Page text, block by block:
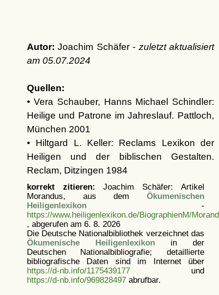
Autor: Joachim Schäfer - zuletzt aktualisiert
am 05.07.2024
Quellen:
• Vera Schauber, Hanns Michael Schindler:
Heilige und Patrone im Jahreslauf. Pattloch,
München 2001
• Hiltgard L. Keller: Reclams Lexikon der
Heiligen und der biblischen Gestalten.
Reclam, Ditzingen 1984
korrekt zitieren: Joachim Schäfer: Artikel
Morandus, aus dem Ökumenischen
Heiligenlexikon-
https://www.heiligenlexikon.de/BiographienM/
, abgerufen am 6. 8. 2026
Die Deutsche Nationalbibliothek verzeichnet das
Ökumenische Heiligenlexikonin der
Deutschen Nationalbibliografie; detaillierte
bibliografische Daten sind im Internet über
https://d-nb.info/1175439177und
https://d-nb.info/969828497abrufbar.